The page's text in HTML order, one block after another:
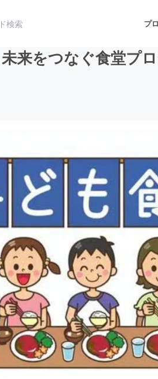
プ
ー・ガジェット ゲーム
書籍・
・起業 チャレ
・地域活性化
未来をつなぐ食堂プ